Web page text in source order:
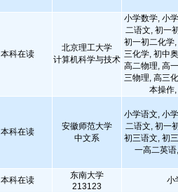
本科在读
北京理工大学
计算机科学与技术
小学数学, 小
二语文, 初一
初一初二化学
三化学, 初中
高二物理, 高
三物理, 高三
本操作
本科在读
安徽师范大学
中文系
小学语文, 小
二语文, 初一
初三语文, 初
一高二英
本科在读
东南大学
213123
小